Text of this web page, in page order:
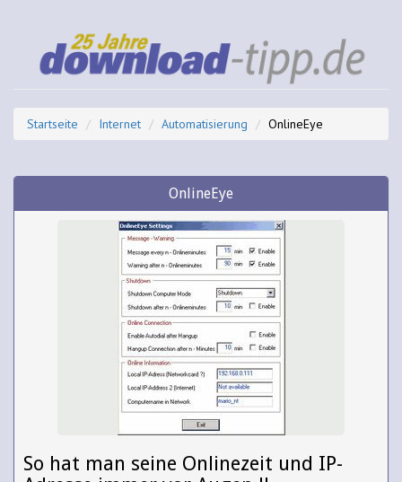
Startseite Internet Automatisierung OnlineEye
OnlineEye
So hat man seine Onlinezeit und IP-